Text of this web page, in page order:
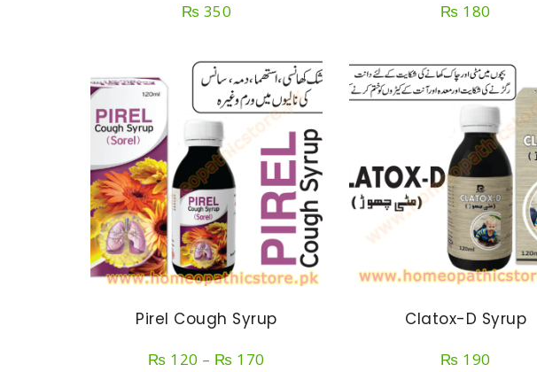
₨ 350 ₨ 180
Pirel Cough Syrup
₨ 120 – ₨ 170
Clatox-D Syrup
₨ 190